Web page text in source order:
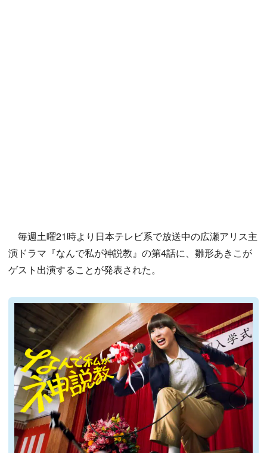
毎週土曜21時より日本テレビ系で放送中の広瀬アリス主
演ドラマ『なんで私が神説教』の第4話に、雛形あきこが
ゲスト出演することが発表された。